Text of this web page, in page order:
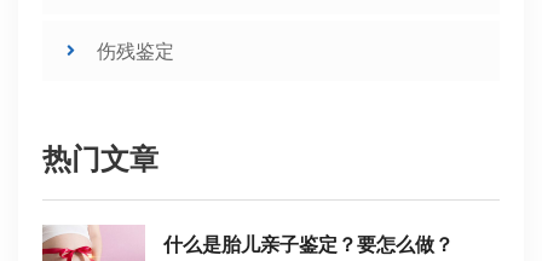
伤残鉴定
热门文章
什么是胎儿亲子鉴定？要怎么做？